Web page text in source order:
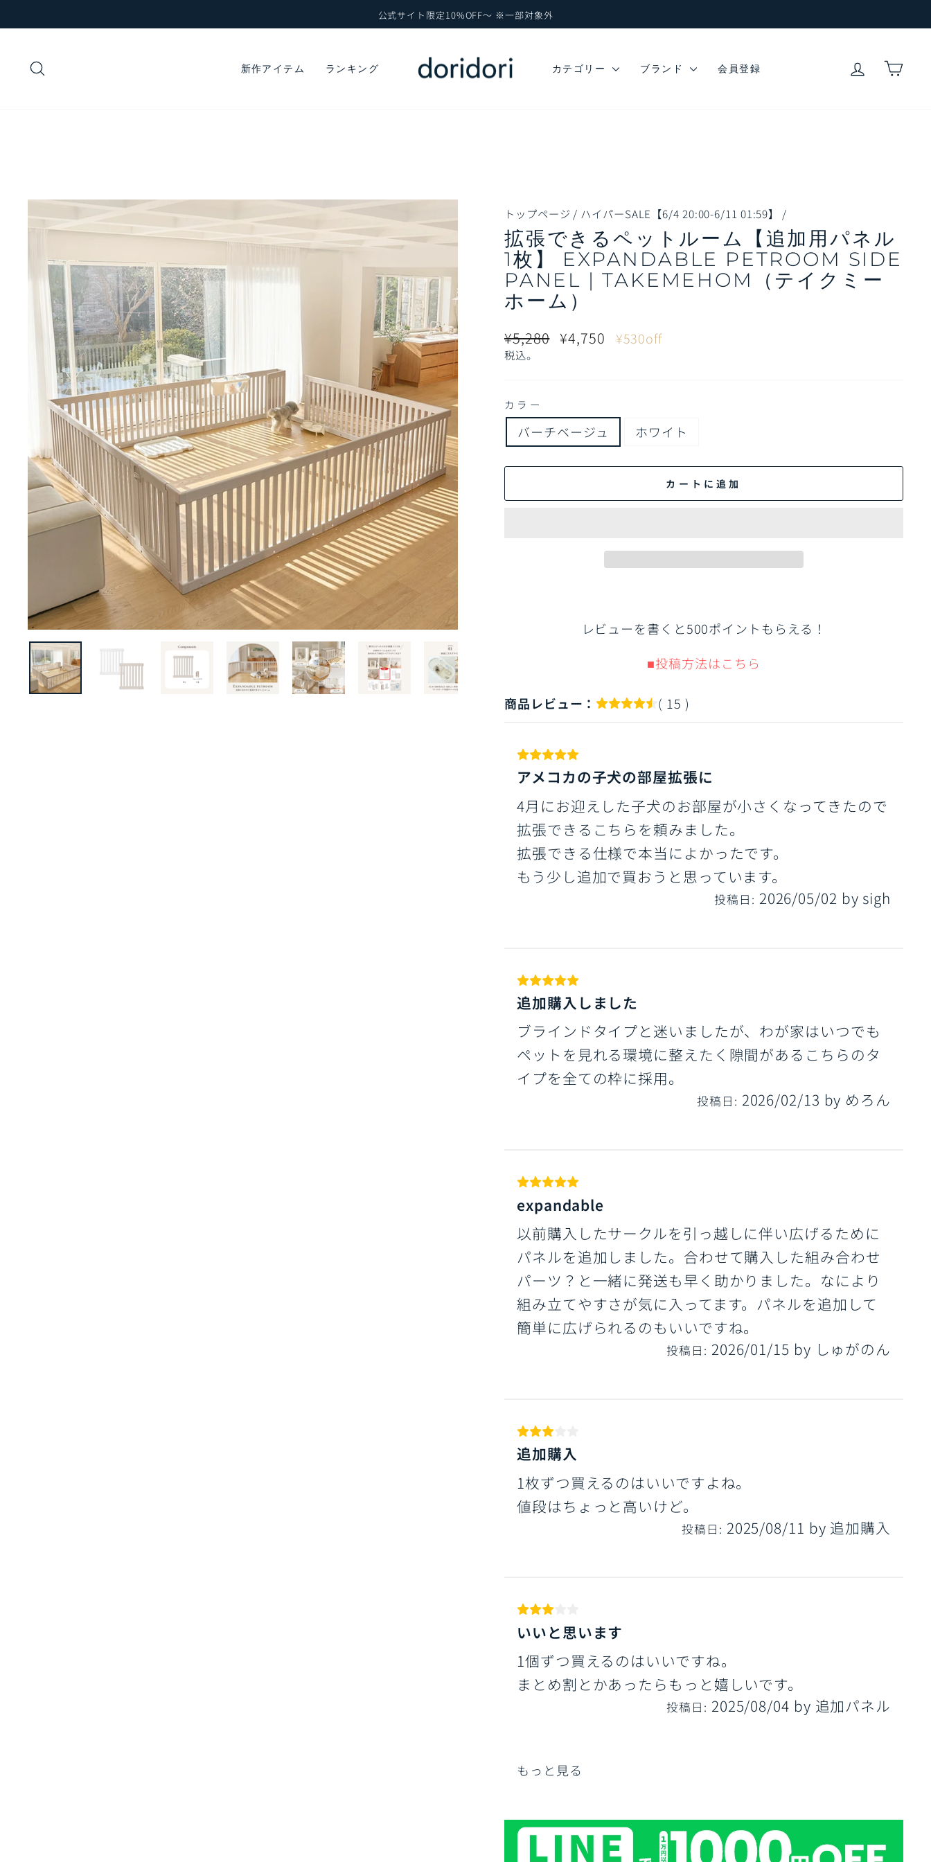
ン
ス
ド
シ
公式サイト限定10%OFF～ ※一部対象外
新作アイテム ランキング カテゴリー ブランド 会員登録 ログインカー
トップページ / ハイパーSALE【6/4 20:00-6/11 01:59】 /
拡張できるペットルーム【追加用パネル
1枚】 EXPANDABLE PETROOM SIDE
PANEL | TAKEMEHOM（テイクミー
ホーム）
通
常
¥5,280 販
¥4,750 ¥530off
税込。
カラー
バーチベージュ ホワイト
カートに追加
レビューを書くと500ポイントもらえる！
■投稿方法はこちら
商品レビュー： ( 15 )
アメコカの子犬の部屋拡張に
4月にお迎えした子犬のお部屋が小さくなってきたので
拡張できるこちらを頼みました。
拡張できる仕様で本当によかったです。
もう少し追加で買おうと思っています。
投稿日: 2026/05/02 by sigh
追加購入しました
ブラインドタイプと迷いましたが、わが家はいつでも
ペットを見れる環境に整えたく隙間があるこちらのタ
イプを全ての枠に採用。
投稿日: 2026/02/13 by めろん
expandable
以前購入したサークルを引っ越しに伴い広げるために
パネルを追加しました。合わせて購入した組み合わせ
パーツ？と一緒に発送も早く助かりました。なにより
組み立てやすさが気に入ってます。パネルを追加して
簡単に広げられるのもいいですね。
投稿日: 2026/01/15 by しゅがのん
追加購入
1枚ずつ買えるのはいいですよね。
値段はちょっと高いけど。
投稿日: 2025/08/11 by 追加購入
いいと思います
1個ずつ買えるのはいいですね。
まとめ割とかあったらもっと嬉しいです。
投稿日: 2025/08/04 by 追加パネル
もっと見る